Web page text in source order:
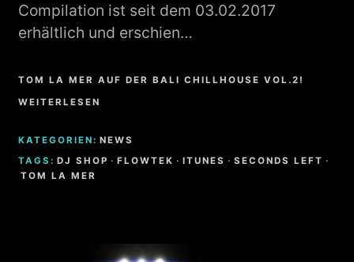
Compilation ist seit dem 03.02.2017
erhältlich und erschien…
TOM LA MER AUF DER BALI CHILLHOUSE VOL.2!
WEITERLESEN
KATEGORIEN: NEWS
TAGS: DJ SHOP · FLOWTEK · ITUNES · SECONDS LEFT ·
TOM LA MER